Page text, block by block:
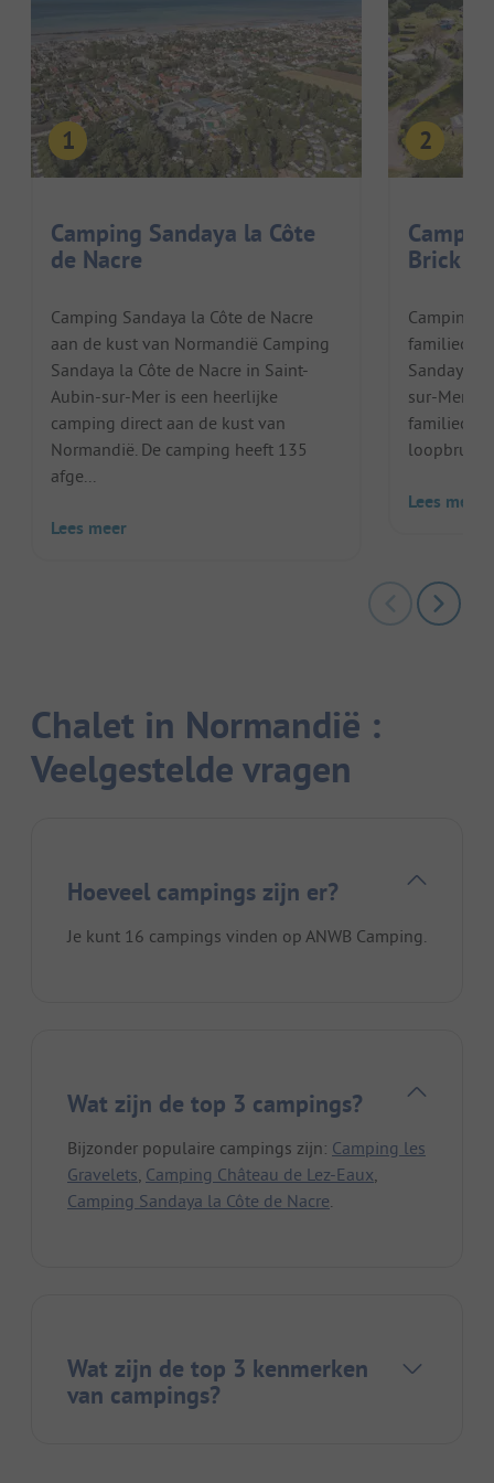
Camping Sandaya la Côte
de Nacre
Camping Sandaya la Côte de Nacre
aan de kust van Normandië Camping
Sandaya la Côte de Nacre in Saint-
Aubin-sur-Mer is een heerlijke
camping direct aan de kust van
Normandië. De camping heeft 135
afge...
Lees meer
Brick
Camping
Sandaya
sur-Mer in
loopbrug
Lees meer
Chalet in Normandië :
Veelgestelde vragen
Hoeveel campings zijn er?
Je kunt 16 campings vinden op ANWB Camping.
Wat zijn de top 3 campings?
Bijzonder populaire campings zijn: Camping les
Gravelets Camping Château de Lez-Eaux
Camping Sandaya la Côte de Nacre
Wat zijn de top 3 kenmerken
van campings?